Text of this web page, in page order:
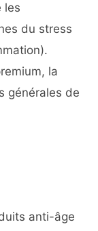
les
du stress
la
générales de
anti-âge